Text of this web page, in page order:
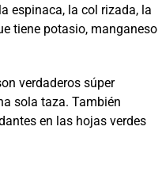
espinaca, la col rizada, la
tiene potasio, manganeso
verdaderos súper
sola taza. También
en las hojas verdes